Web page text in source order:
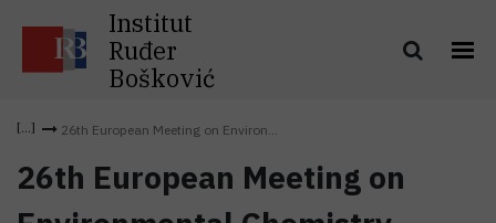
Institut
Ruđer
Bošković
26th European Meeting on Environ...
26th European Meeting on